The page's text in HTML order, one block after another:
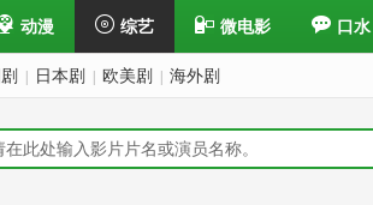
动漫 综艺 微电影 口水
日本剧 欧美剧 海外剧